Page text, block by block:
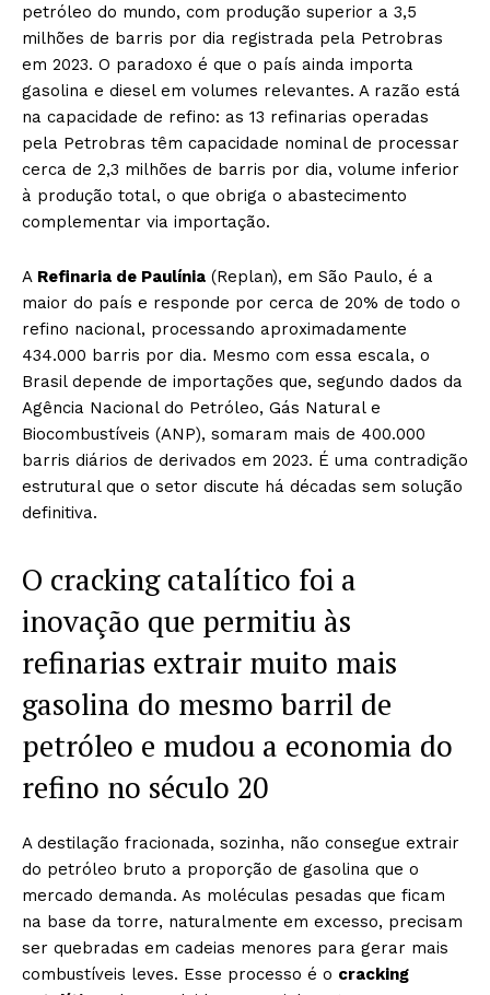
petróleo do mundo, com produção superior a 3,5
milhões de barris por dia registrada pela Petrobras
em 2023. O paradoxo é que o país ainda importa
gasolina e diesel em volumes relevantes. A razão está
na capacidade de refino: as 13 refinarias operadas
pela Petrobras têm capacidade nominal de processar
cerca de 2,3 milhões de barris por dia, volume inferior
à produção total, o que obriga o abastecimento
complementar via importação.
A Refinaria de Paulínia (Replan), em São Paulo, é a
maior do país e responde por cerca de 20% de todo o
refino nacional, processando aproximadamente
434.000 barris por dia. Mesmo com essa escala, o
Brasil depende de importações que, segundo dados da
Agência Nacional do Petróleo, Gás Natural e
Biocombustíveis (ANP), somaram mais de 400.000
barris diários de derivados em 2023. É uma contradição
estrutural que o setor discute há décadas sem solução
definitiva.
O cracking catalítico foi a
inovação que permitiu às
refinarias extrair muito mais
gasolina do mesmo barril de
petróleo e mudou a economia do
refino no século 20
A destilação fracionada, sozinha, não consegue extrair
do petróleo bruto a proporção de gasolina que o
mercado demanda. As moléculas pesadas que ficam
na base da torre, naturalmente em excesso, precisam
ser quebradas em cadeias menores para gerar mais
combustíveis leves. Esse processo é o cracking